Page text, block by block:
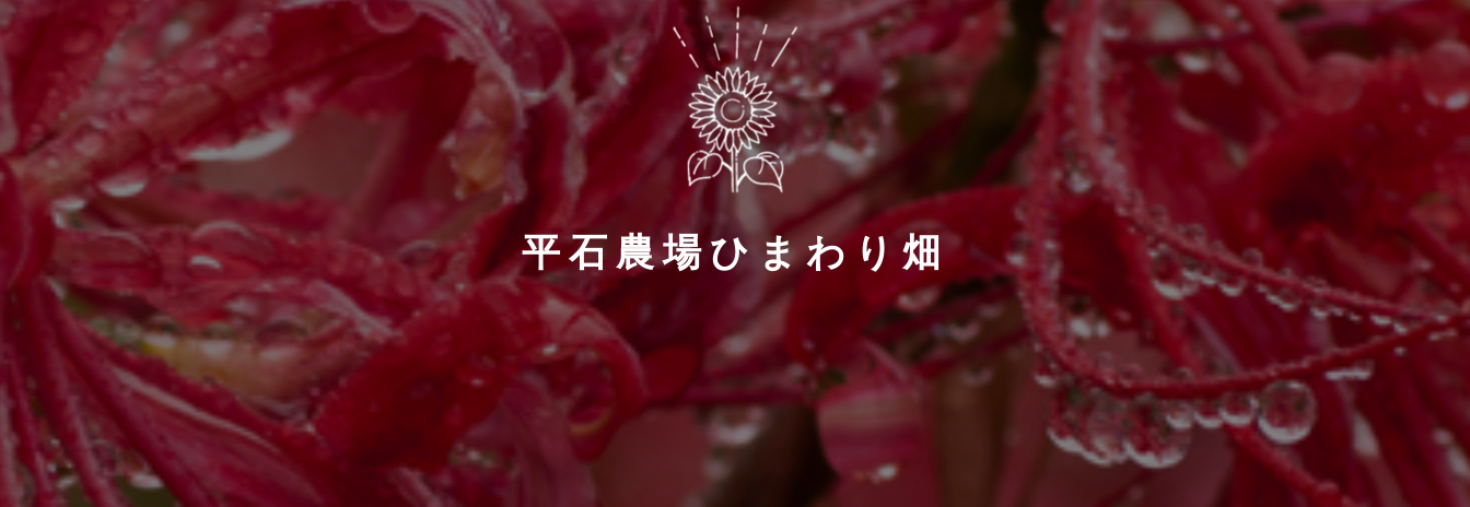
平石農場ひまわり畑